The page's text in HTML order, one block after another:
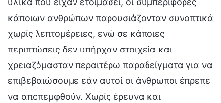
κάποιων ανθρώπων παρουσιάζονταν συνοπτικά
χωρίς λεπτομέρειες, ενώ σε κάποιες
περιπτώσεις δεν υπήρχαν στοιχεία και
χρειαζόμασταν περαιτέρω παραδείγματα για να
επιβεβαιώσουμε εάν αυτοί οι άνθρωποι έπρεπε
να αποπεμφθούν. Χωρίς έρευνα και